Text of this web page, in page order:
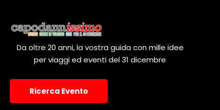
Da oltre 20 anni, la vostra guida con mille idee
per viaggi ed eventi del 31 dicembre
Ricerca Evento